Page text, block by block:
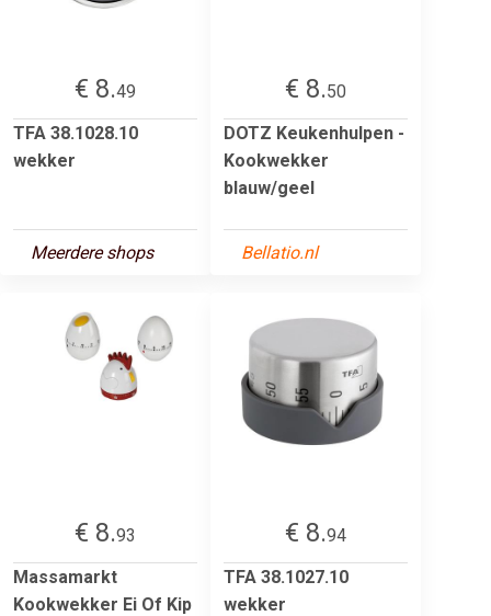
€ 8.49
TFA 38.1028.10
wekker
Meerdere shops
€ 8.50
DOTZ Keukenhulpen -
Kookwekker
blauw/geel
Bellatio.nl
€ 8.93
Massamarkt
Kookwekker Ei Of Kip
€ 8.94
TFA 38.1027.10
wekker